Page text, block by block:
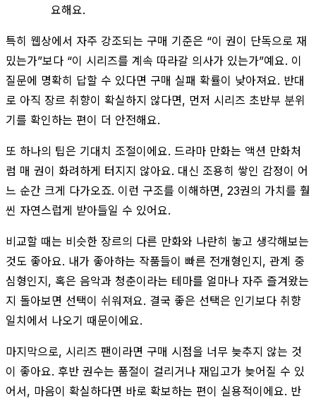
요해요.
특히 웹상에서 자주 강조되는 구매 기준은 “이 권이 단독으로 재
밌는가”보다 “이 시리즈를 계속 따라갈 의사가 있는가”예요. 이
질문에 명확히 답할 수 있다면 구매 실패 확률이 낮아져요. 반대
로 아직 장르 취향이 확실하지 않다면, 먼저 시리즈 초반부 분위
기를 확인하는 편이 더 안전해요.
또 하나의 팁은 기대치 조절이에요. 드라마 만화는 액션 만화처
럼 매 권이 화려하게 터지지 않아요. 대신 조용히 쌓인 감정이 어
느 순간 크게 다가오죠. 이런 구조를 이해하면, 23권의 가치를 훨
씬 자연스럽게 받아들일 수 있어요.
비교할 때는 비슷한 장르의 다른 만화와 나란히 놓고 생각해보는
것도 좋아요. 내가 좋아하는 작품들이 빠른 전개형인지, 관계 중
심형인지, 혹은 음악과 청춘이라는 테마를 얼마나 자주 즐겨왔는
지 돌아보면 선택이 쉬워져요. 결국 좋은 선택은 인기보다 취향
일치에서 나오기 때문이에요.
마지막으로, 시리즈 팬이라면 구매 시점을 너무 늦추지 않는 것
이 좋아요. 후반 권수는 품절이 걸리거나 재입고가 늦어질 수 있
어서, 마음이 확실하다면 바로 확보하는 편이 실용적이에요. 반